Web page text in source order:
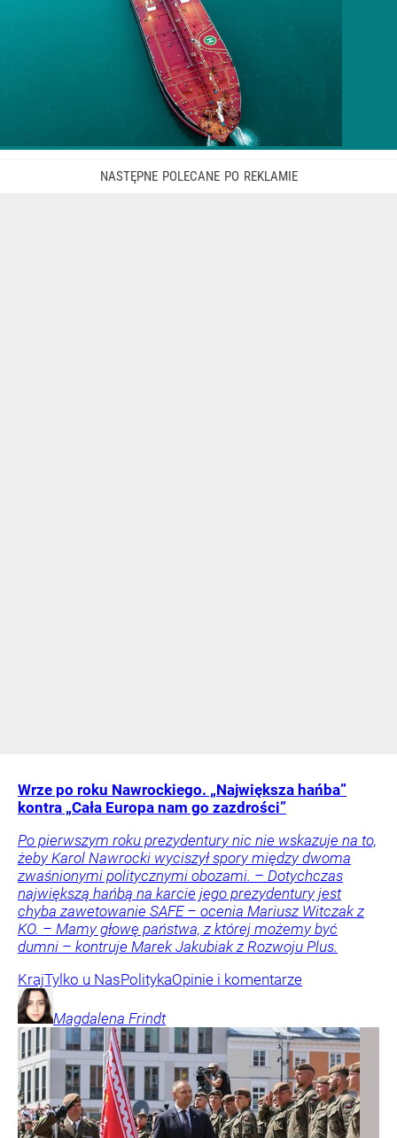
Wrze po roku Nawrockiego. „Największa hańba”
kontra „Cała Europa nam go zazdrości”
Po pierwszym roku prezydentury nic nie wskazuje na to,
żeby Karol Nawrocki wyciszył spory między dwoma
zwaśnionymi politycznymi obozami. – Dotychczas
największą hańbą na karcie jego prezydentury jest
chyba zawetowanie SAFE – ocenia Mariusz Witczak z
KO. – Mamy głowę państwa, z której możemy być
dumni – kontruje Marek Jakubiak z Rozwoju Plus.
KrajTylko u NasPolitykaOpinie i komentarze
Magdalena Frindt